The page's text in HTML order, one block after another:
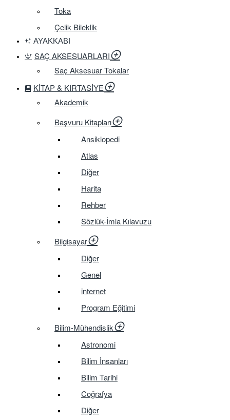
Toka
Çelik Bileklik
AYAKKABI
SAÇ AKSESUARLARI
Saç Aksesuar Tokalar
KITAP & KIRTASIYE
Akademik
Başvuru Kitapları
Ansiklopedi
Atlas
Diğer
Harita
Rehber
Sözlük-İmla Kılavuzu
Bilgisayar
Diğer
Genel
internet
Program Eğitimi
Bilim-Mühendislik
Astronomi
Bilim İnsanları
Bilim Tarihi
Coğrafya
Diğer